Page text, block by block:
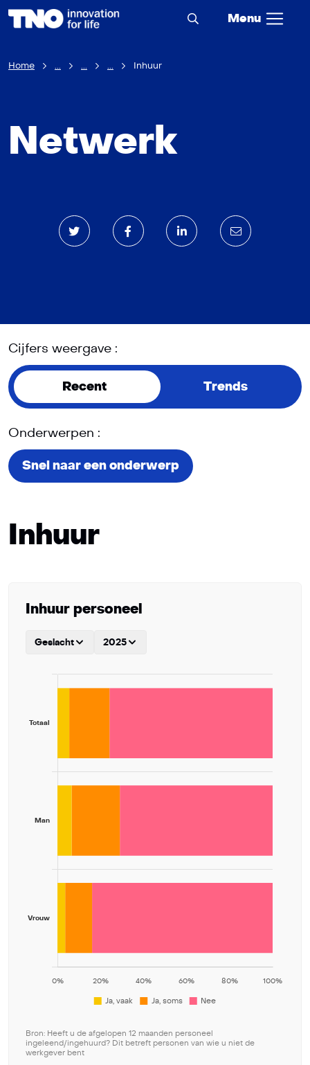
Menu
Home ... ... ... Inhuur
Netwerk
Cijfers weergave :
Recent Trends
Onderwerpen :
Snel naar een onderwerp
Inhuur
Inhuur personeel
Geslacht 2025
Bron: Heeft u de afgelopen 12 maanden personeel
ingeleend/ingehuurd? Dit betreft personen van wie u niet de
werkgever bent